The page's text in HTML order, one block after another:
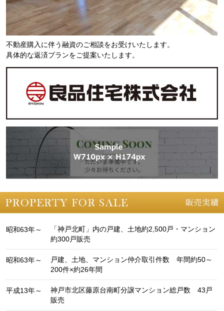
不動産購入に伴う融資のご相談をお受けいたします。
具体的な返済プランをご提案いたします。
昭和63年～
「神戸北町」内の戸建、土地約2,500戸・マンション
約300戸販売
昭和63年～
戸建、土地、マンション仲介取引件数 年間約50～
200件×約26年間
平成13年～
神戸市北区藤原台南町分譲マンション総戸数 43戸
販売